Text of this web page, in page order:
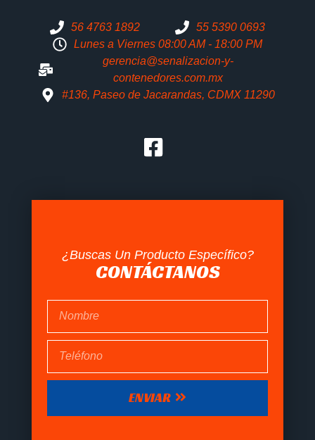
56 4763 1892
55 5390 0693
Lunes a Viernes 08:00 AM - 18:00 PM
gerencia@senalizacion-y-
contenedores.com.mx
#136, Paseo de Jacarandas, CDMX 11290
¿Buscas Un Producto Específico?
CONTÁCTANOS
ENVIAR